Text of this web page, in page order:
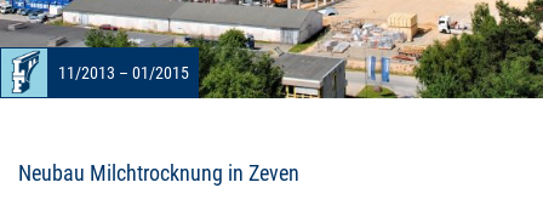
Neubau Milchtrocknung in Zeven
11/2013 – 01/2015